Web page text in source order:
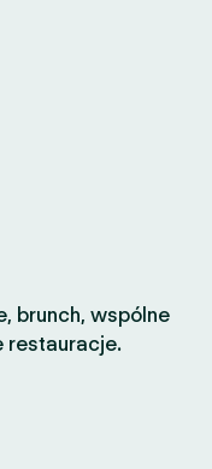
brunch, wspólne
restauracje.